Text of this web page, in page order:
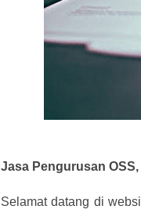
Jasa Pengurusan OSS,
Selamat datang di